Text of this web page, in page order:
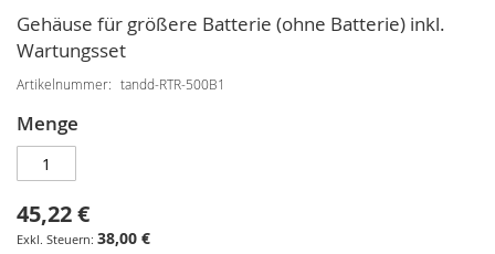
Gehäuse für größere Batterie (ohne Batterie) inkl.
Wartungsset
Artikelnummer tandd-RTR-500B1
Menge
45,22 €
38,00 €